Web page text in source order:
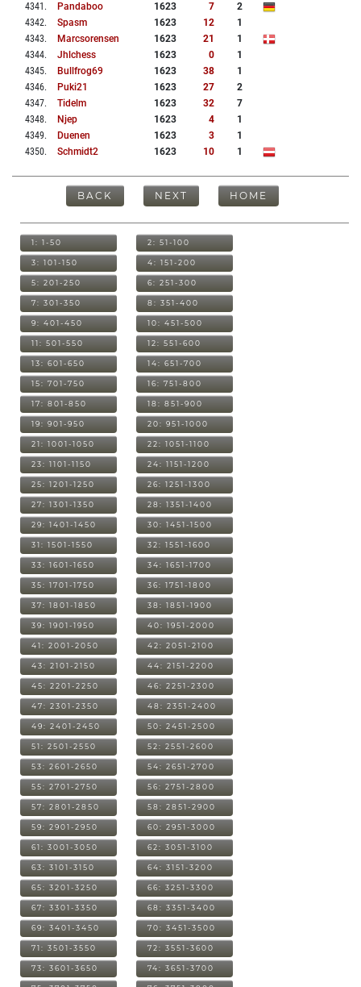
4341 . Pandaboo 1623 7
2
4342. Spasm 1623 12
1
4343. Marcsorensen 1623 21
1
4344. Jhlchess 1623 0
1
4345. Bullfrog69 1623 38
1
4346. Puki21 1623 27
2
4347. Tidelm 1623 32
7
4348. Njep 1623 4
1
4349. Duenen 1623 3
1
4350. Schmidt2 1623 10 1
BACK NEXT HOME
1: 1-50 2: 51-100
3: 101-150 4: 151-200
5: 201-250 6: 251-300
7: 301-350 8: 351-400
9: 401-450 10: 451-500
11: 501-550 12: 551-600
13: 601-650 14: 651-700
15: 701-750 16: 751-800
17: 801-850 18: 851-900
19: 901-950 20: 951-1000
21: 1001-1050 22: 1051-1100
23: 1101-1150 24: 1151-1200
25: 1201-1250 26: 1251-1300
27: 1301-1350 28: 1351-1400
29: 1401-1450 30: 1451-1500
31: 1501-1550 32: 1551-1600
33: 1601-1650 34: 1651-1700
35: 1701-1750 36: 1751-1800
37: 1801-1850 38: 1851-1900
39: 1901-1950 40: 1951-2000
41: 2001-2050 42: 2051-2100
43: 2101-2150 44: 2151-2200
45: 2201-2250 46: 2251-2300
47: 2301-2350 48: 2351-2400
49: 2401-2450 50: 2451-2500
51: 2501-2550 52: 2551-2600
53: 2601-2650 54: 2651-2700
55: 2701-2750 56: 2751-2800
57: 2801-2850 58: 2851-2900
59: 2901-2950 60: 2951-3000
61: 3001-3050 62: 3051-3100
63: 3101-3150 64: 3151-3200
65: 3201-3250 66: 3251-3300
67: 3301-3350 68: 3351-3400
69: 3401-3450 70: 3451-3500
71: 3501-3550 72: 3551-3600
73: 3601-3650 74: 3651-3700